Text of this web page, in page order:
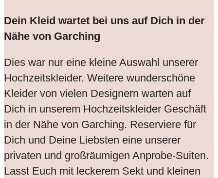
Dein Kleid wartet bei uns auf Dich in der
Nähe von Garching
Dies war nur eine kleine Auswahl unserer
Hochzeitskleider. Weitere wunderschöne
Kleider von vielen Designern warten auf
Dich in unserem Hochzeitskleider Geschäft
in der Nähe von Garching. Reserviere für
Dich und Deine Liebsten eine unserer
privaten und großräumigen Anprobe-Suiten.
Lasst Euch mit leckerem Sekt und kleinen